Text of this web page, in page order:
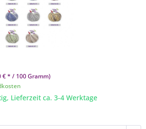
€ * / 100 Gramm)
Lieferzeit ca. 3-4 Werktage